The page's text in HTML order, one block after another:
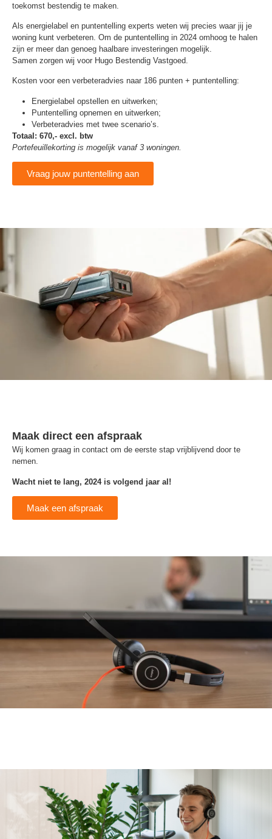
toekomst bestendig te maken.
Als energielabel en puntentelling experts weten wij precies waar jij je
woning kunt verbeteren. Om de puntentelling in 2024 omhoog te halen
zijn er meer dan genoeg haalbare investeringen mogelijk.
Samen zorgen wij voor Hugo Bestendig Vastgoed.
Kosten voor een verbeteradvies naar 186 punten + puntentelling:
Energielabel opstellen en uitwerken;
Puntentelling opnemen en uitwerken;
Verbeteradvies met twee scenario’s.
Totaal: 670,- excl. btw
Portefeuillekorting is mogelijk vanaf 3 woningen.
Vraag jouw puntentelling aan
Maak direct een afspraak
Wij komen graag in contact om de eerste stap vrijblijvend door te
nemen.
Wacht niet te lang, 2024 is volgend jaar al!
Maak een afspraak